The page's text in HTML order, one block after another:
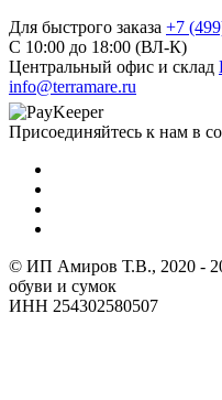
Для быстрого заказа +7
C 10:00 до 18:00 (ВЛ-К)
Центральный офис и склад
info@terramare.ru
Присоединяйтесь к нам в
© ИП Амиров Т.В., 2020 -
обуви и сумок
ИНН 254302580507